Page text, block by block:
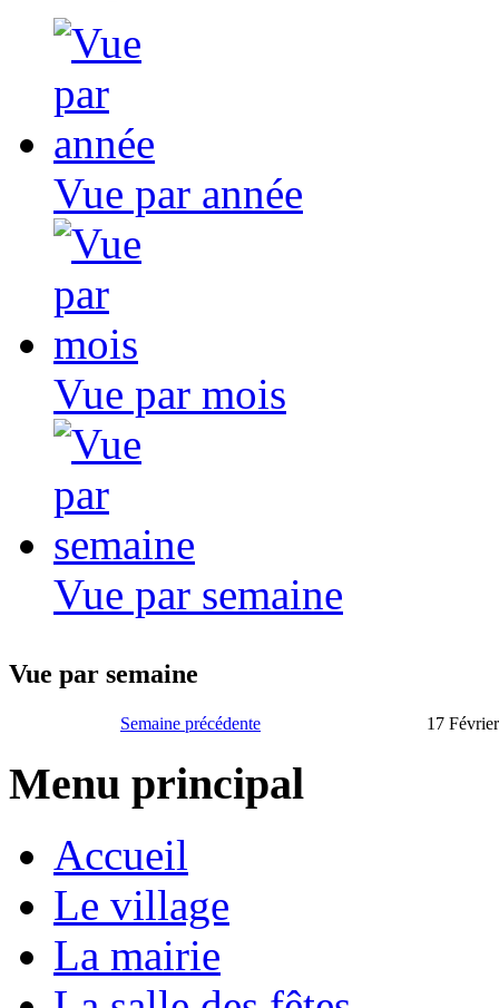
Vue par année
Vue par mois
Vue par semaine
Vue par semaine
Semaine précédente 17
Menu principal
Accueil
Le village
La mairie